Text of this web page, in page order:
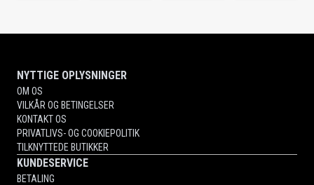
NYTTIGE OPLYSNINGER
OM OS
VILKÅR OG BETINGELSER
KONTAKT OS
PRIVATLIVS- OG COOKIEPOLITIK
TILKNYTTEDE BUTIKKER
KUNDESERVICE
BETALING